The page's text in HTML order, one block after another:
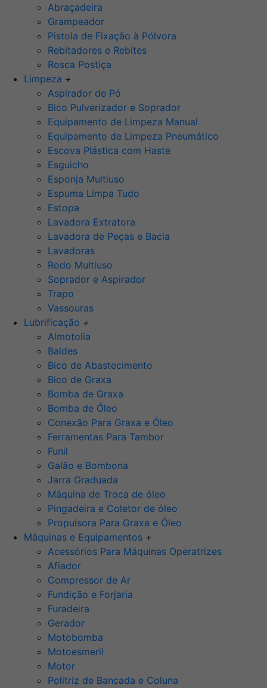
Abraçadeira
Grampeador
Pistola de Fixação à Pólvora
Rebitadores e Rebites
Rosca Postiça
Limpeza +
Aspirador de Pó
Bico Pulverizador e Soprador
Equipamento de Limpeza Manual
Equipamento de Limpeza Pneumático
Escova Plástica com Haste
Esguicho
Esponja Multiuso
Espuma Limpa Tudo
Estopa
Lavadora Extratora
Lavadora de Peças e Bacia
Lavadoras
Rodo Multiuso
Soprador e Aspirador
Trapo
Vassouras
Lubrificação +
Almotolia
Baldes
Bico de Abastecimento
Bico de Graxa
Bomba de Graxa
Bomba de Óleo
Conexão Para Graxa e Óleo
Ferramentas Para Tambor
Funil
Galão e Bombona
Jarra Graduada
Máquina de Troca de óleo
Pingadeira e Coletor de óleo
Propulsora Para Graxa e Óleo
Máquinas e Equipamentos +
Acessórios Para Máquinas Operatrizes
Afiador
Compressor de Ar
Fundição e Forjaria
Furadeira
Gerador
Motobomba
Motoesmeril
Motor
Politriz de Bancada e Coluna